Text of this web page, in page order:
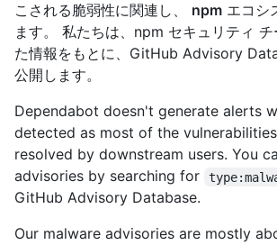
こされる脆弱性に関連し、 npm エコシ
ます。 私たちは、npm セキュリティ
た情報をもとに、GitHub Advisory
公開します。
Dependabot doesn't generate alerts
detected as most of the
resolved by downstream users. You
advisories by searching for
GitHub Advisory Database.
Our malware advisories are mostly